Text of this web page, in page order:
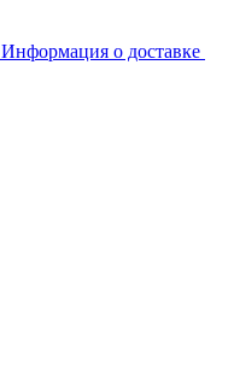
Информация о доставке